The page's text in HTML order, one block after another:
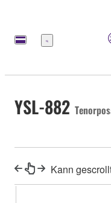
Menü
YSL-882
Kann